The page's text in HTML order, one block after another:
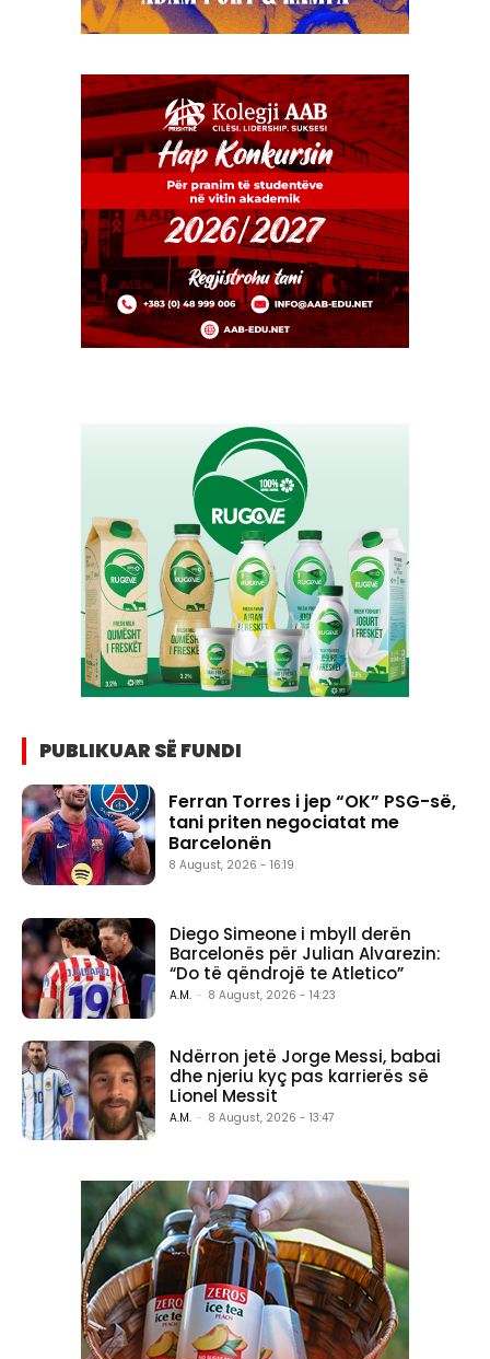
PUBLIKUAR SË FUNDI
Ferran Torres i jep “OK” PSG-së,
tani priten negociatat me
Barcelonën
8 August, 2026 - 16:19
Diego Simeone i mbyll derën
Barcelonës për Julian Alvarezin:
“Do të qëndrojë te Atletico”
A.M. - 8 August, 2026 - 14:23
Ndërron jetë Jorge Messi, babai
dhe njeriu kyç pas karrierës së
Lionel Messit
A.M. - 8 August, 2026 - 13:47